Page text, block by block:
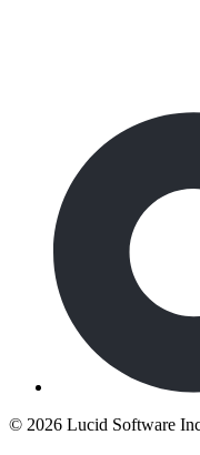
© 2026 Lucid Software